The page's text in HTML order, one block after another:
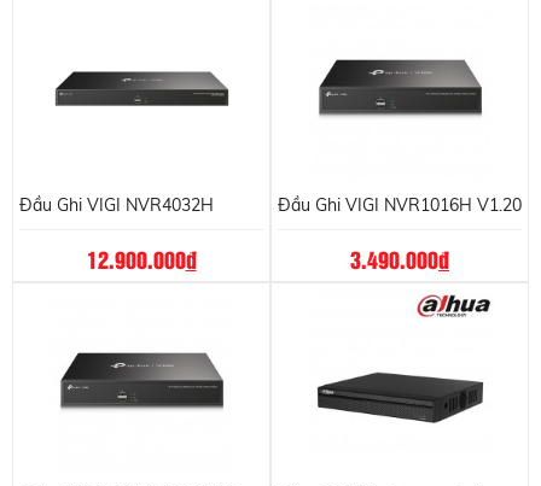
Đầu Ghi VIGI NVR4032H
12.900.000đ
Đầu Ghi VIGI NVR1016H V1.20
3.490.000đ